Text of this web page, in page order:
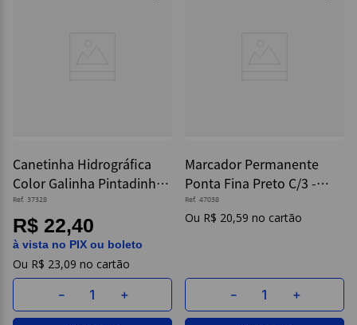
Canetinha Hidrográfica
Color Galinha Pintadinha
12 cores - Compactor
Ref. 37328
R$ 22,40
à vista no PIX ou boleto
R$ 23,09
＋
－
Marcador Permanente
Ponta Fina Preto C/3 -
Sharpie
Ref. 47038
R$ 20,59
＋
－